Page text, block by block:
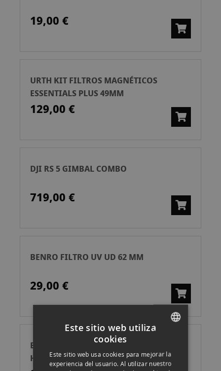
19,00 €
URTH KIT FILTROS MAGNÉTICOS
ESSENTIALS PLUS 49MM
129,00 €
DJI RS 5 GIMBAL COMBO
719,00 €
BENRO FILTRO UV UD 62 MM
29,00 €
BENRO FILTRO POLARIZADOR PD CPL
HD WMC 77 MM
ENGLISH
Este sitio web utiliza
cookies
Este sitio web usa cookies para mejorar la
experiencia del usuario. Al utilizar nuestro